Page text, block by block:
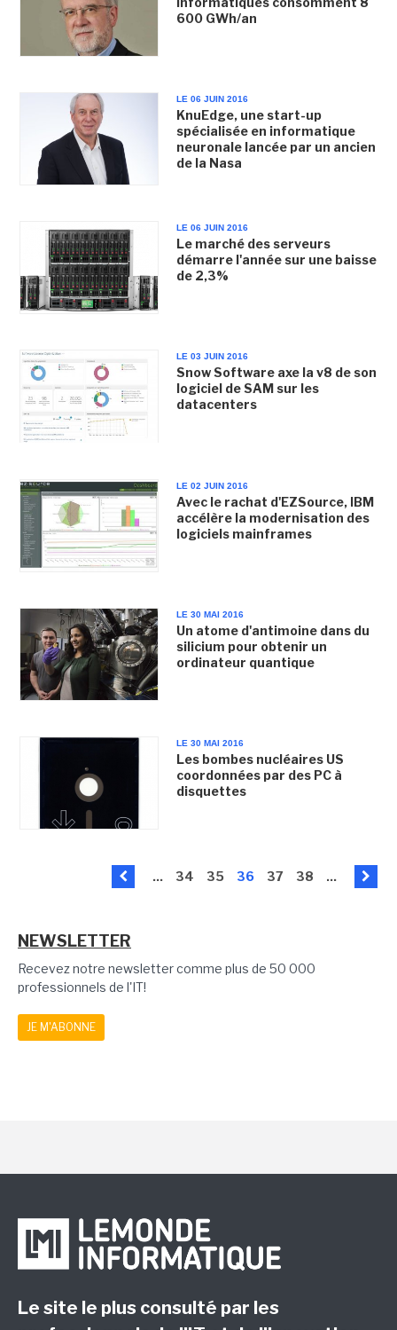
600 GWh/an
LE 06 JUIN 2016
KnuEdge, une start-up
spécialisée en informatique
neuronale lancée par un ancien
de la Nasa
LE 06 JUIN 2016
Le marché des serveurs
démarre l'année sur une baisse
de 2,3%
LE 03 JUIN 2016
Snow Software axe la v8 de son
logiciel de SAM sur les
datacenters
LE 02 JUIN 2016
Avec le rachat d'EZSource, IBM
accélère la modernisation des
logiciels mainframes
LE 30 MAI 2016
Un atome d'antimoine dans du
silicium pour obtenir un
ordinateur quantique
LE 30 MAI 2016
Les bombes nucléaires US
coordonnées par des PC à
disquettes
... 34 35 36 37 38 ...
NEWSLETTER
Recevez notre newsletter comme plus de 50 000
professionnels de l'IT!
JE M'ABONNE
Le site le plus consulté par les